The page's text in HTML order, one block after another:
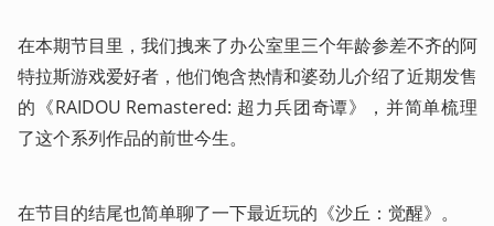
在本期节目里，我们拽来了办公室里三个年龄参差不齐的阿
特拉斯游戏爱好者，他们饱含热情和婆劲儿介绍了近期发售
的《RAIDOU Remastered: 超力兵团奇谭》，并简单梳理
了这个系列作品的前世今生。
在节目的结尾也简单聊了一下最近玩的《沙丘：觉醒》。